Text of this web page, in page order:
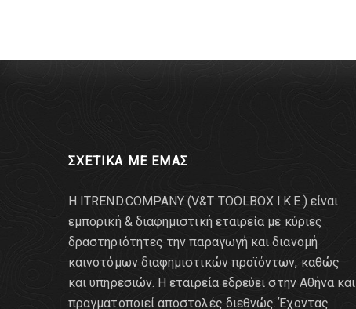
ΣΧΕΤΙΚΑ ΜΕ ΕΜΑΣ
Η ITREND.COMPANY (V&T TOOLBOX Ι.Κ.Ε.) είναι
εμπορική & διαφημιστική εταιρεία με κύριες
δραστηριότητες την παραγωγή και διανομή
καινοτόμων διαφημιστικών προϊόντων, καθώς
και υπηρεσιών. Η εταιρεία εδρεύει στην Αθήνα και
πραγματοποιεί αποστολές διεθνώς. Έχοντας